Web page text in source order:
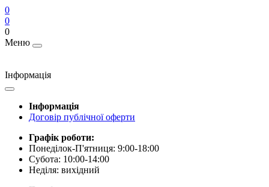
0
0
0
Меню
Інформація
Інформація
Договір публічної оферти
Графік роботи:
Понеділок-П'ятниця: 9:00-18:00
Субота: 10:00-14:00
Неділя: вихідний